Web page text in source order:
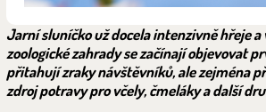
Jarní sluníčko už docela intenzivně hřeje a
zoologické zahrady se začínají objevovat
přitahují zraky návštěvníků, ale zejména
zdroj potravy pro včely, čmeláky a další